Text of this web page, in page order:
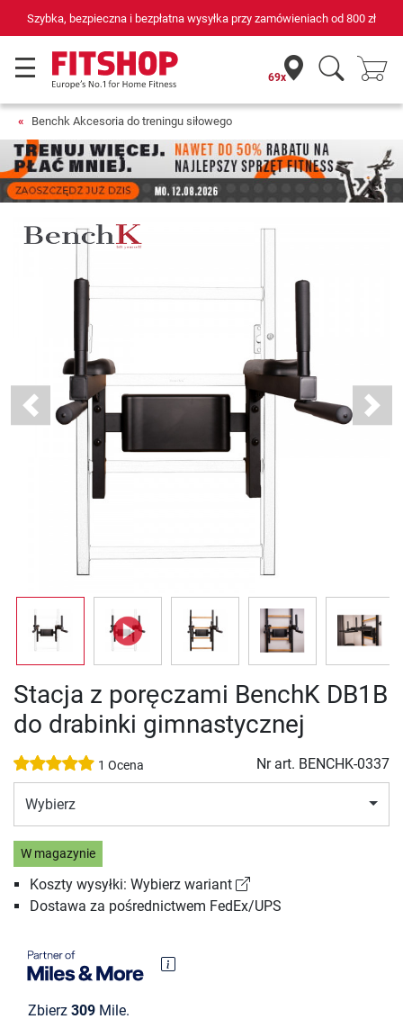
Szybka, bezpieczna i bezpłatna wysyłka przy zamówieniach od 800 zł
69x
Benchk Akcesoria do treningu siłowego
Previous Next
Stacja z poręczami BenchK DB1B
do drabinki gimnastycznej
1 Ocena Nr art. BENCHK-0337
Wybierz
W magazynie
Koszty wysyłki: Wybierz wariant
Dostawa za pośrednictwem FedEx/UPS
Zbierz 309 Mile.